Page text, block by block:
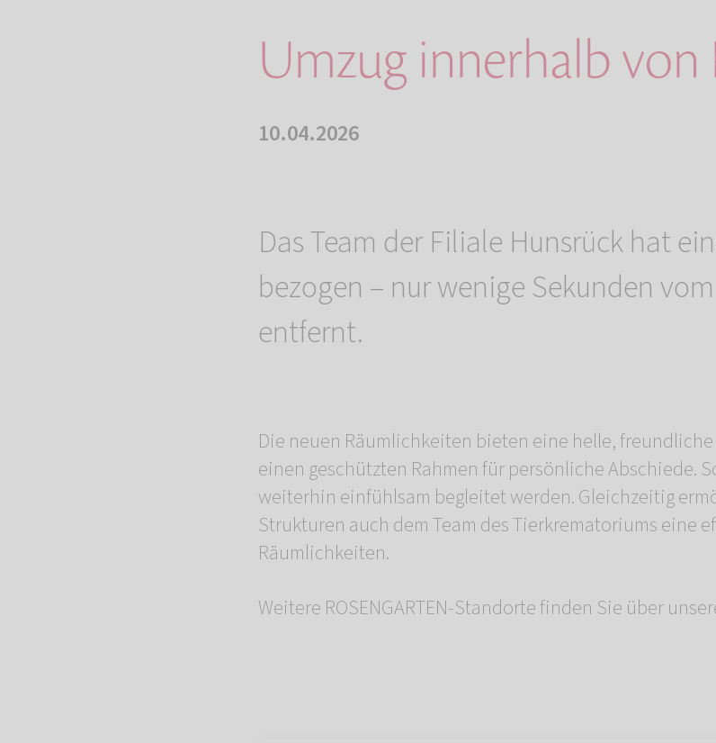
Umzug innerhalb von
10.04.2026
Das Team der Filiale Hunsrück hat
bezogen – nur wenige Sekunden
entfernt.
Die neuen Räumlichkeiten bieten eine helle,
einen geschützten Rahmen für persönliche Abschiede.
weiterhin einfühlsam begleitet werden. Gleichzeitig
Strukturen auch dem Team des Tierkrematoriums eine
Räumlichkeiten.
Weitere ROSENGARTEN-Standorte finden Sie über